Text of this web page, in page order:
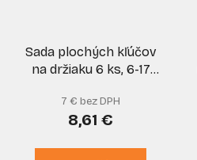
Sada plochých kľúčov
na držiaku 6 ks, 6-17
FASTER TOOLS
7 € bez DPH
8,61 €